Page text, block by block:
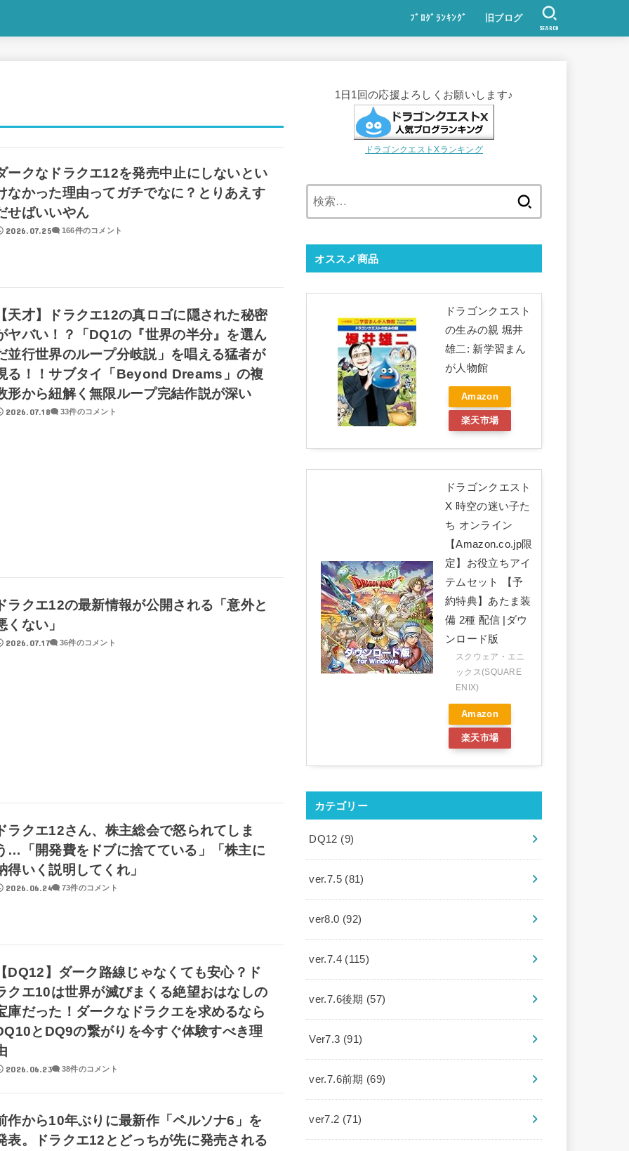
ﾌﾞﾛｸﾞﾗﾝｷﾝｸﾞ 旧ブログ
SEARCH
ークなドラクエ12を発売中止にしないとい
なかった理由ってガチでなに？とりあえす
せばいいやん
2026.07.25 166件のコメント
天才】ドラクエ12の真ロゴに隠された秘密
ヤバい！？「DQ1の『世界の半分』を選ん
並行世界のループ分岐説」を唱える猛者が
る！！サブタイ「Beyond Dreams」の複
形から紐解く無限ループ完結作説が深い
2026.07.18 33件のコメント
ラクエ12の最新情報が公開される「意外と
くない」
2026.07.17 36件のコメント
ラクエ12さん、株主総会で怒られてしま
…「開発費をドブに捨てている」「株主に
得いく説明してくれ」
2026.06.24 73件のコメント
DQ12】ダーク路線じゃなくても安心？ド
クエ10は世界が滅びまくる絶望おはなしの
庫だった！ダークなドラクエを求めるなら
とDQ9の繋がりを今すぐ体験すべき理
2026.06.23 38件のコメント
作から10年ぶりに最新作「ペルソナ6」を
表。ドラクエ12とどっちが先に発売される
1日1回の応援よろしくお願いします♪
ドラゴンクエストXランキング
オススメ商品
ドラゴンクエスト
の生みの親 堀井
雄二: 新学習まん
が人物館
Amazon
楽天市場
ドラゴンクエスト
X 時空の迷い子た
ち オンライン
【Amazon.co.jp限
定】お役立ちアイ
テムセット 【予
約特典】あたま装
備 2種 配信 |ダウ
ンロード版
スクウェア・エニ
ックス(SQUARE
ENIX)
Amazon
楽天市場
カテゴリー
DQ12 (9)
ver.7.5 (81)
ver8.0 (92)
ver.7.4 (115)
ver.7.6後期 (57)
Ver7.3 (91)
ver.7.6前期 (69)
ver7.2 (71)